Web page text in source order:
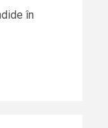
în